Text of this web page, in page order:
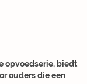
opvoedserie, biedt
ouders die een